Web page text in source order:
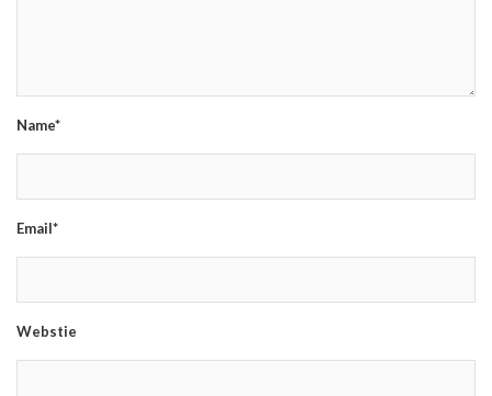
Name*
Email*
Webstie